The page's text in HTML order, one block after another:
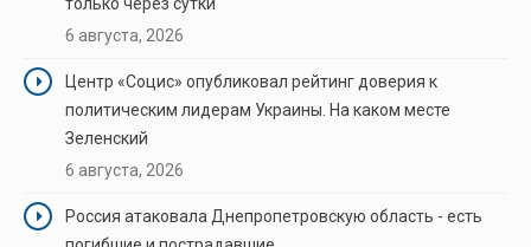
6 августа, 2026
Центр «Социс» опубликовал рейтинг доверия к
политическим лидерам Украины. На каком месте
Зеленский
6 августа, 2026
Россия атаковала Днепропетровскую область - есть